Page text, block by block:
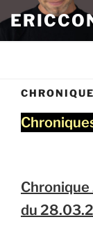
au
contenu
Chronique
du